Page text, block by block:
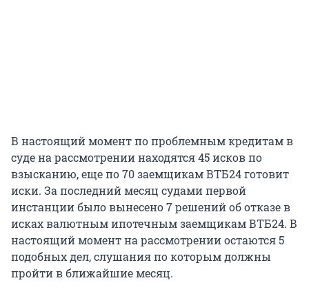
В настоящий момент по проблемным кредитам в
суде на рассмотрении находятся 45 исков по
взысканию, еще по 70 заемщикам ВТБ24 готовит
иски. За последний месяц судами первой
инстанции было вынесено 7 решений об отказе в
исках валютным ипотечным заемщикам ВТБ24. В
настоящий момент на рассмотрении остаются 5
подобных дел, слушания по которым должны
пройти в ближайшие месяц.